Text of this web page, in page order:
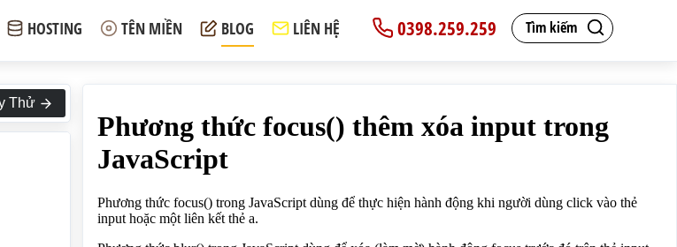
Tìm kiếm
0398.259.259
HOSTING TÊN MIỀN BLOG LIÊN HỆ
Thử